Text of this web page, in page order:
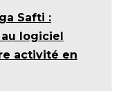
Safti :
logiciel
activité en